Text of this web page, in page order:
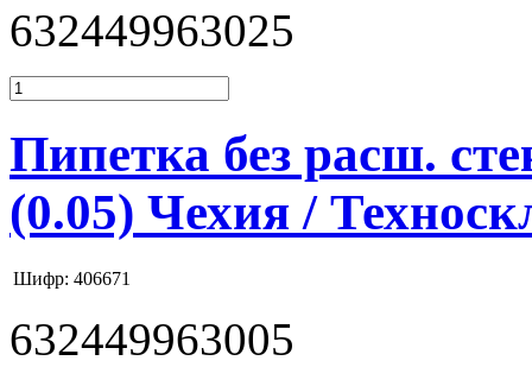
632449963025
Пипетка без расш.
(0.05) Чехия /
Шифр: 406671
632449963005